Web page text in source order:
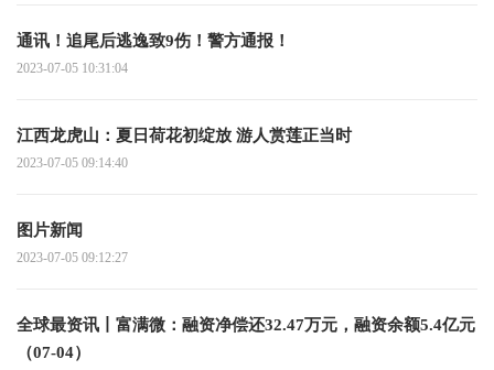
通讯！追尾后逃逸致9伤！警方通报！
2023-07-05 10:31:04
江西龙虎山：夏日荷花初绽放 游人赏莲正当时
2023-07-05 09:14:40
图片新闻
2023-07-05 09:12:27
全球最资讯丨富满微：融资净偿还32.47万元，融资余额5.4亿元
（07-04）